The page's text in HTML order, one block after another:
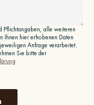
Pflichtangaben, alle weiteren
Ihnen hier erhobenen Daten
Anfrage verarbeitet.
Sie bitte der